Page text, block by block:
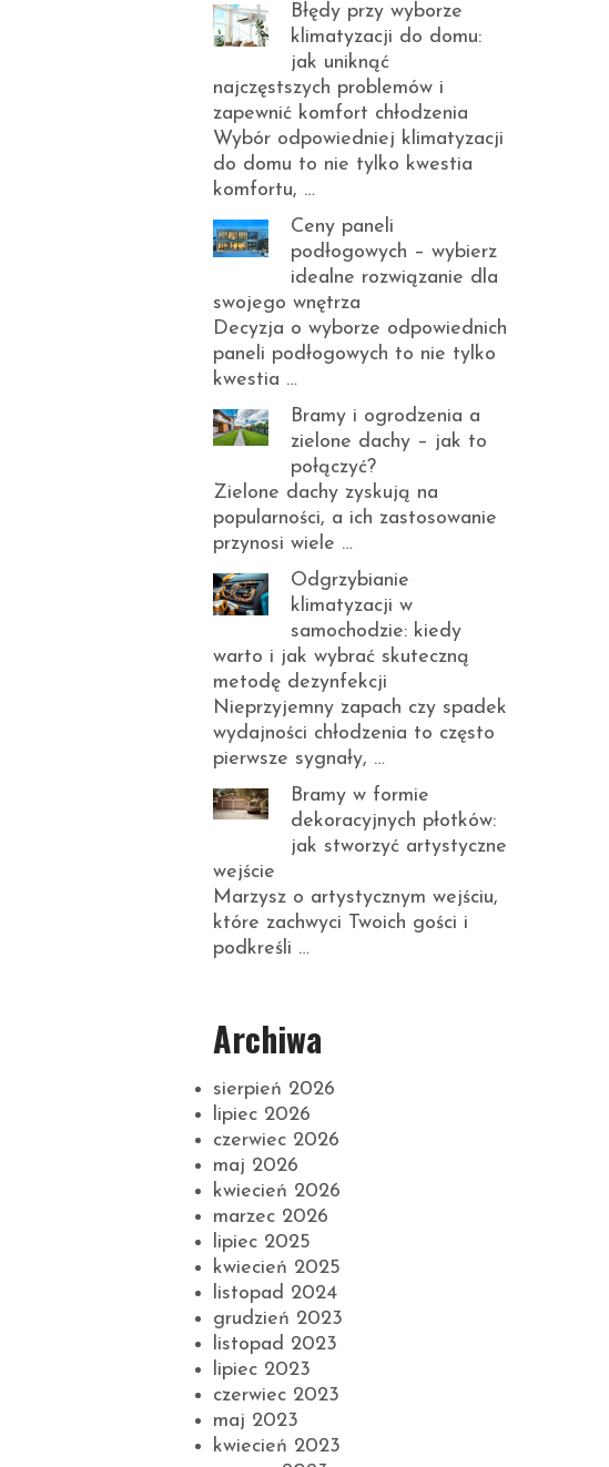
Błędy przy wyborze
klimatyzacji do domu:
jak uniknąć
najczęstszych problemów i
zapewnić komfort chłodzenia
Wybór odpowiedniej klimatyzacji
do domu to nie tylko kwestia
komfortu, …
Ceny paneli
podłogowych – wybierz
idealne rozwiązanie dla
swojego wnętrza
Decyzja o wyborze odpowiednich
paneli podłogowych to nie tylko
kwestia …
Bramy i ogrodzenia a
zielone dachy – jak to
połączyć?
Zielone dachy zyskują na
popularności, a ich zastosowanie
przynosi wiele …
Odgrzybianie
klimatyzacji w
samochodzie: kiedy
warto i jak wybrać skuteczną
metodę dezynfekcji
Nieprzyjemny zapach czy spadek
wydajności chłodzenia to często
pierwsze sygnały, …
Bramy w formie
dekoracyjnych płotków:
jak stworzyć artystyczne
wejście
Marzysz o artystycznym wejściu,
które zachwyci Twoich gości i
podkreśli …
Archiwa
sierpień 2026
lipiec 2026
czerwiec 2026
maj 2026
kwiecień 2026
marzec 2026
lipiec 2025
kwiecień 2025
listopad 2024
grudzień 2023
listopad 2023
lipiec 2023
czerwiec 2023
maj 2023
kwiecień 2023